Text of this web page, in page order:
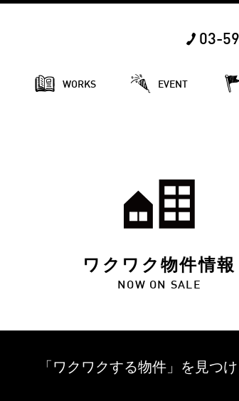
03-
WORKS EVENT
ワクワク物件情報
NOW ON SALE
「ワクワクする物件」を 見つ